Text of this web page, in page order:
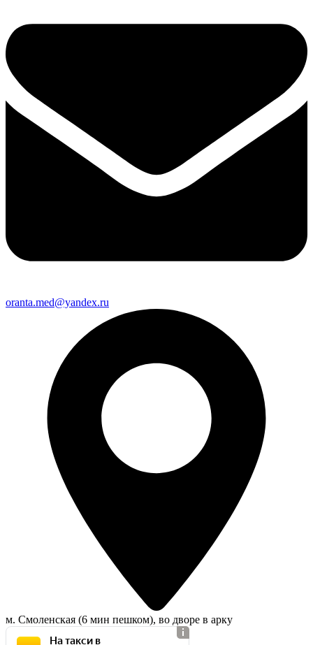
oranta.med@yandex.ru
м. Смоленская (6 мин пешком), во дворе в арку
На такси в